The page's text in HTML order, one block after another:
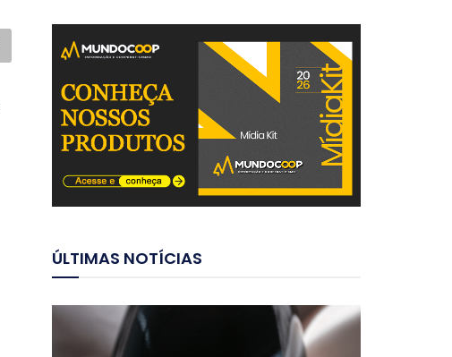
ÚLTIMAS NOTÍCIAS